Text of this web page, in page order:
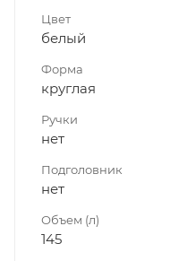
Цвет
белый
Форма
круглая
Ручки
нет
Подголовник
нет
Объем (л)
145